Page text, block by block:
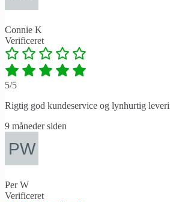
Connie K
Verificeret
5/5
Rigtig god kundeservice og lynhurtig
9 måneder siden
Per W
Verificeret